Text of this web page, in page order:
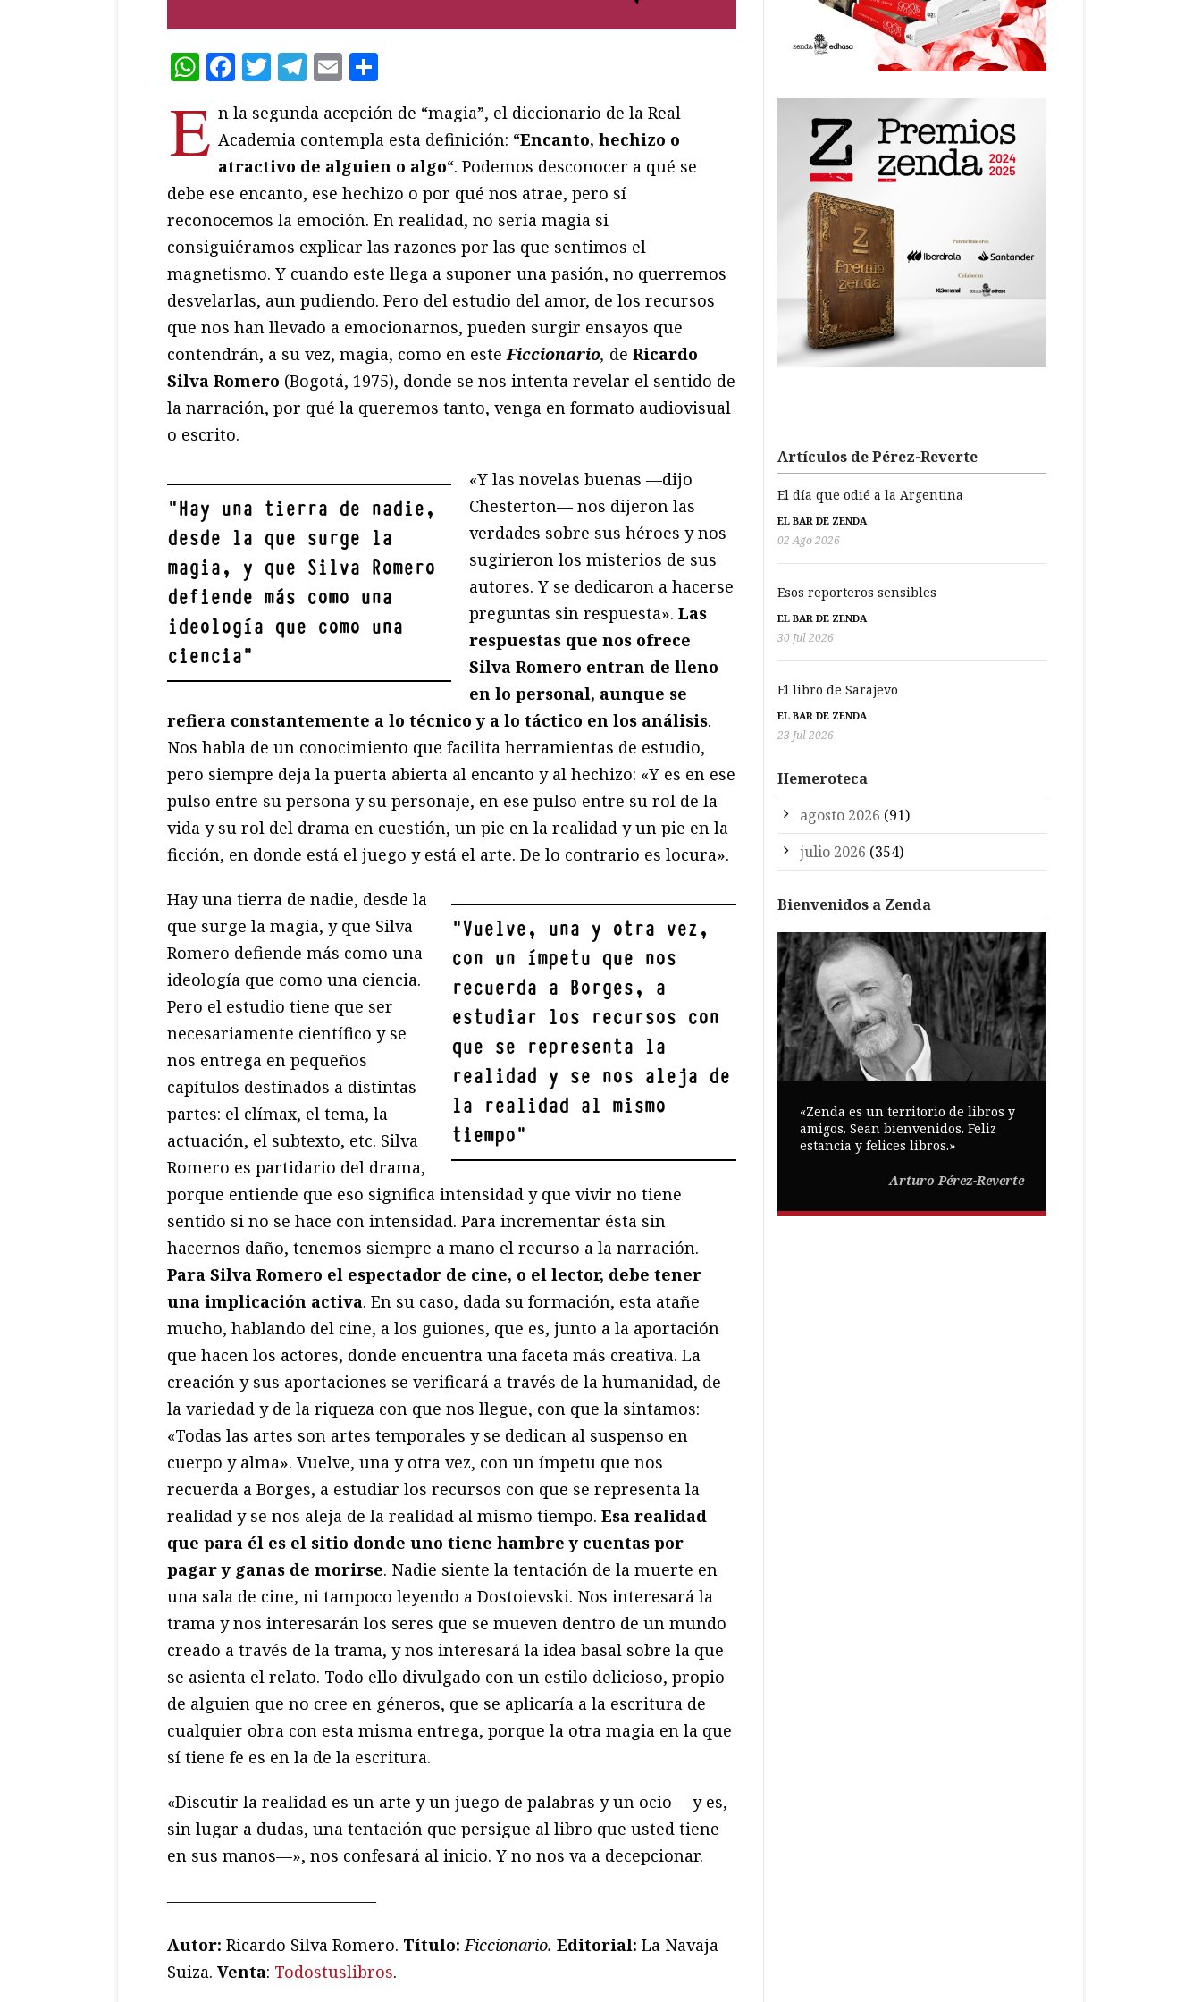
WhatsApp
Facebook
Twitter
Telegram
Email
E n la segunda acepción de “magia”, el diccionario de la Real
Academia contempla esta definición: “Encanto, hechizo o
atractivo de alguien o algo“. Podemos desconocer a qué se
debe ese encanto, ese hechizo o por qué nos atrae, pero sí
reconocemos la emoción. En realidad, no sería magia si
consiguiéramos explicar las razones por las que sentimos el
magnetismo. Y cuando este llega a suponer una pasión, no querremos
desvelarlas, aun pudiendo. Pero del estudio del amor, de los recursos
que nos han llevado a emocionarnos, pueden surgir ensayos que
contendrán, a su vez, magia, como en esteFiccionario, de Ricardo
Silva Romero (Bogotá, 1975), donde se nos intenta revelar el sentido de
la narración, por qué la queremos tanto, venga en formato audiovisual
o escrito.
"Hay una tierra de nadie,
desde la que surge la
magia, y que Silva Romero
defiende más como una
ideología que como una
ciencia"
«Y las novelas buenas —dijo
Chesterton— nos dijeron las
verdades sobre sus héroes y nos
sugirieron los misterios de sus
autores. Y se dedicaron a hacerse
preguntas sin respuesta». Las
respuestas que nos ofrece
Silva Romero entran de lleno
en lo personal, aunque se
refiera constantemente a lo técnico y a lo táctico en los análisis.
Nos habla de un conocimiento que facilita herramientas de estudio,
pero siempre deja la puerta abierta al encanto y al hechizo: «Y es en ese
pulso entre su persona y su personaje, en ese pulso entre su rol de la
vida y su rol del drama en cuestión, un pie en la realidad y un pie en la
ficción, en donde está el juego y está el arte. De lo contrario es locura».
"Vuelve, una y otra vez,
con un ímpetu que nos
recuerda a Borges, a
estudiar los recursos con
que se representa la
realidad y se nos aleja de
la realidad al mismo
tiempo"
Hay una tierra de nadie, desde la
que surge la magia, y que Silva
Romero defiende más como una
ideología que como una ciencia.
Pero el estudio tiene que ser
necesariamente científico y se
nos entrega en pequeños
capítulos destinados a distintas
partes: el clímax, el tema, la
actuación, el subtexto, etc. Silva
Romero es partidario del drama,
porque entiende que eso significa intensidad y que vivir no tiene
sentido si no se hace con intensidad. Para incrementar ésta sin
hacernos daño, tenemos siempre a mano el recurso a la narración.
Para Silva Romero el espectador de cine, o el lector, debe tener
una implicación activa. En su caso, dada su formación, esta atañe
mucho, hablando del cine, a los guiones, que es, junto a la aportación
que hacen los actores, donde encuentra una faceta más creativa. La
creación y sus aportaciones se verificará a través de la humanidad, de
la variedad y de la riqueza con que nos llegue, con que la sintamos:
«Todas las artes son artes temporales y se dedican al suspenso en
cuerpo y alma». Vuelve, una y otra vez, con un ímpetu que nos
recuerda a Borges, a estudiar los recursos con que se representa la
realidad y se nos aleja de la realidad al mismo tiempo. Esa realidad
que para él es el sitio donde uno tiene hambre y cuentas por
pagar y ganas de morirse. Nadie siente la tentación de la muerte en
una sala de cine, ni tampoco leyendo a Dostoievski. Nos interesará la
trama y nos interesarán los seres que se mueven dentro de un mundo
creado a través de la trama, y nos interesará la idea basal sobre la que
se asienta el relato. Todo ello divulgado con un estilo delicioso, propio
de alguien que no cree en géneros, que se aplicaría a la escritura de
cualquier obra con esta misma entrega, porque la otra magia en la que
sí tiene fe es en la de la escritura.
«Discutir la realidad es un arte y un juego de palabras y un ocio —y es,
sin lugar a dudas, una tentación que persigue al libro que usted tiene
en sus manos—», nos confesará al inicio. Y no nos va a decepcionar.
—————————————
Autor: Ricardo Silva Romero. Título:Ficcionario. Editorial: La Navaja
Suiza. Venta: Todostuslibros.
Artículos de Pérez-Reverte
El día que odié a la Argentina
EL BAR DE ZENDA
02 Ago 2026
Esos reporteros sensibles
EL BAR DE ZENDA
30 Jul 2026
El libro de Sarajevo
EL BAR DE ZENDA
23 Jul 2026
Hemeroteca
agosto 2026 (91)
julio 2026 (354)
Bienvenidos a Zenda
«Zenda es un territorio de libros y
amigos. Sean bienvenidos. Feliz
estancia y felices libros.»
Arturo Pérez-Reverte